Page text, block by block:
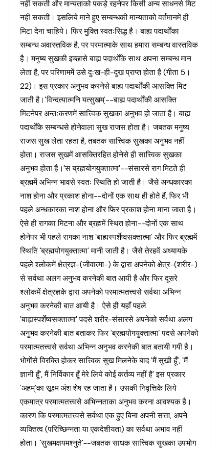
नहीं सकती और मान्यताको पकड़े रहनेपर किसी अन्य साधनसे मिट
नहीं सकती। इसलिये माने हुए सम्बन्धकी मान्यताको वर्तमानमें ही
मिटा देना चाहिये। फिर मुक्ति स्वतःसिद्ध है। बाह्य पदार्थोंका
सम्बन्ध अवास्तविक है, पर परमात्माके साथ हमारा सम्बन्ध वास्तविक
है। मनुष्य सुखकी इच्छासे बाह्य पदार्थोंके साथ अपना सम्बन्ध मान
लेता है, पर परिणाममें उसे दुःख-ही-दुख प्राप्त होता है (गीता 5।
22)। इस प्रकार अनुभव करनेसे बाह्य पदार्थोंकी आसक्ति मिट
जाती है।'विन्दत्यात्मनि यत्सुखम्'--बाह्य पदार्थोंकी आसक्ति
मिटनेपर अन्तःकरणमें सात्त्विक सुखका अनुभव हो जाता है। बाह्य
पदार्थोंके सम्बन्धसे होनेवाला सुख राजस होता है। जबतक मनुष्य
राजस सुख लेता रहता है, तबतक सात्त्विक सुखका अनुभव नहीं
होता। राजस सुखमें आसक्तिरहित होनेसे ही सात्त्विक सुखका
अनुभव होता है।'स ब्रह्मयोगयुक्तात्मा'--संसारसे राग मिटते ही
ब्रह्ममें अभिन्न भावसे स्वतः स्थिति हो जाती है। जैसे अन्धकारका
नाश होना और प्रकाश होना--दोनों एक साथ ही होते हैं, फिर भी
पहले अन्धकारका नाश होना और फिर प्रकाश होना माना जाता है।
ऐसे ही रागका मिटना और ब्रह्ममें स्थित होना--दोनों एक साथ
होनेपर भी पहले रागका नाश 'बाह्यस्पर्शेष्वसक्तात्मा' और फिर ब्रह्ममें
स्थिति 'ब्रह्मयोगयुक्तात्मा' मानी जाती है। जैसे तेरहवें अध्यायके
पहले श्लोकमें क्षेत्रज्ञ-(जीवात्मा-) के द्वारा अपनेको क्षेत्र-(शरीर-)
से सर्वथा अलग अनुभव करनेकी बात आयी है और फिर दूसरे
श्लोकमें क्षेत्रज्ञके द्वारा अपनेको परमात्मतत्त्वसे सर्वथा अभिन्न
अनुभव करनेकी बात आयी है। ऐसे ही यहाँ पहले
'बाह्यस्पर्शेष्वसक्तात्मा' पदसे शरीर-संसारसे अपनेको सर्वथा अलग
अनुभव करनेकी बात बताकर फिर 'ब्रह्मयोगयुक्तात्मा' पदसे अपनेको
परमात्मतत्त्वसे सर्वथा अभिन्न अनुभव करनेकी बात बतायी गयी है।
भोगोंसे विरक्ति होकर सात्त्विक सुख मिलनेके बाद 'मैं सुखी हूँ', 'मैं
ज्ञानी हूँ', मैं निर्विकार हूँ मेरे लिये कोई कर्तव्य नहीं है' इस प्रकार
'अहम्'का सूक्ष्म अंश शेष रह जाता है। उसकी निवृत्तिके लिये
एकमात्र परमात्मतत्त्वसे अभिन्नताका अनुभव करना आवश्यक है।
कारण कि परमात्मतत्त्वसे सर्वथा एक हुए बिना अपनी सत्ता, अपने
व्यक्तित्व (परिच्छिन्नता या एकदेशीयता) का सर्वथा अभाव नहीं
होता। 'सुखमक्षयमश्नुते'--जबतक साधक सात्त्विक सुखका उपभोग